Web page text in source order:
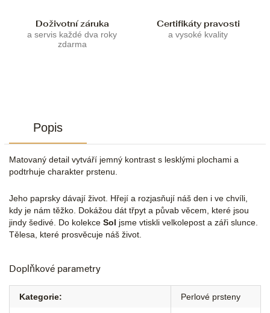
Doživotní záruka
a servis každé dva roky
zdarma
Certifikáty pravosti
a vysoké kvality
Popis
Matovaný detail vytváří jemný kontrast s lesklými plochami a
podtrhuje charakter prstenu.
Jeho paprsky dávají život. Hřejí a rozjasňují náš den i ve chvíli,
kdy je nám těžko. Dokážou dát třpyt a půvab věcem, které jsou
jindy šedivé. Do kolekce Sol jsme vtiskli velkolepost a záři slunce.
Tělesa, které prosvěcuje náš život.
Doplňkové parametry
Kategorie: Perlové prsteny